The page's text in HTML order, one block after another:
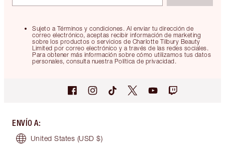
Sujeto a Términos y condiciones. Al enviar tu dirección de
correo electrónico, aceptas recibir información de marketing
sobre los productos o servicios de Charlotte Tilbury Beauty
Limited por correo electrónico y a través de las redes sociales.
Para obtener más información sobre cómo utilizamos tus datos
personales, consulta nuestra Política de privacidad.
ENVÍO A:
United States (USD $)